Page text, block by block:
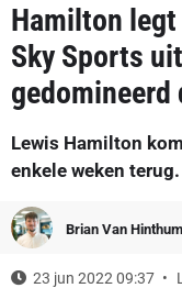
Hamilton
Sky Sports
gedomineerd
Lewis Hamilton
enkele weken terug.
Brian Van Hinthum
23 jun 2022 09:37